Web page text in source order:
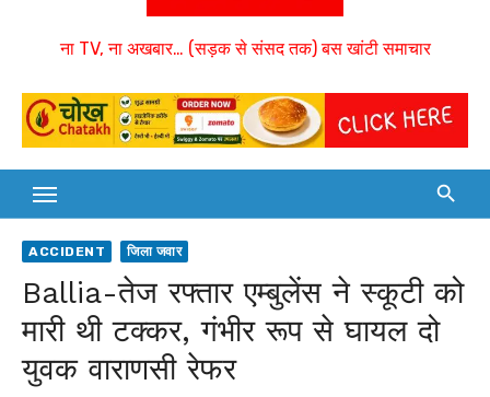
ना TV, ना अखबार… (सड़क से संसद तक) बस खांटी समाचार
ACCIDENT जिला जवार
Ballia-तेज रफ्तार एम्बुलेंस ने स्कूटी को
मारी थी टक्कर, गंभीर रूप से घायल दो
युवक वाराणसी रेफर